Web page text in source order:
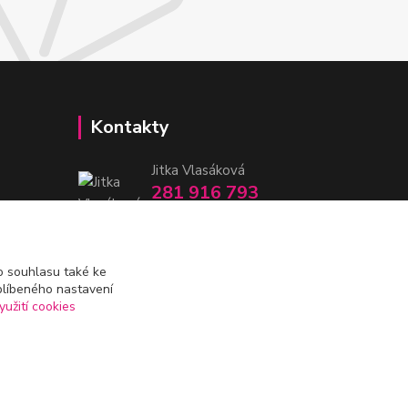
Kontakty
Jitka Vlasáková
281 916 793
souhlasu také ke
nastavení
cookies